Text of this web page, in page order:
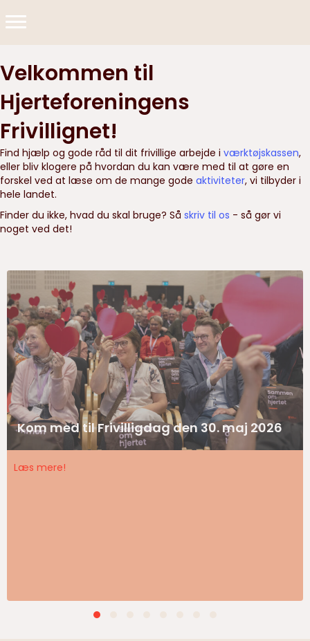
Velkommen til
Hjerteforeningens
Frivillignet!
Find hjælp og gode råd til dit frivillige arbejde i værktøjskassen,
eller bliv klogere på hvordan du kan være med til at gøre en
forskel ved at læse om de mange gode aktiviteter, vi tilbyder i
hele landet.
Finder du ikke, hvad du skal bruge? Så skriv til os - så gør vi
noget ved det!
Kom med til Frivilligdag den 30. maj 2026
Læs mere!